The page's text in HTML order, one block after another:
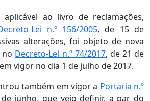
ao livro de reclamações,
Lei n.º 156/2005, de 15 de
alterações, foi objeto de nova
no Decreto-Lei n.º 74/2017, de 21 de
vigor no dia 1 de julho de 2017.
também em vigor a Portaria n.º
junho, que veio definir, a par do